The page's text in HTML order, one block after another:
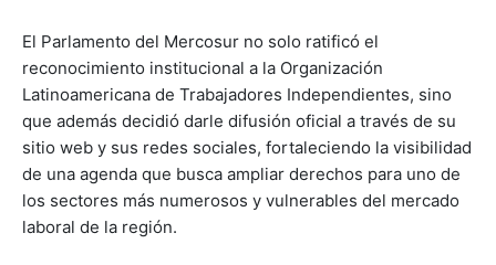
El Parlamento del Mercosur no solo ratificó el
reconocimiento institucional a la Organización
Latinoamericana de Trabajadores Independientes, sino
que además decidió darle difusión oficial a través de su
sitio web y sus redes sociales, fortaleciendo la visibilidad
de una agenda que busca ampliar derechos para uno de
los sectores más numerosos y vulnerables del mercado
laboral de la región.